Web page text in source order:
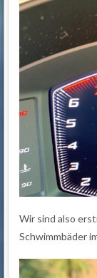
Wir sind also
Schwimmbäder